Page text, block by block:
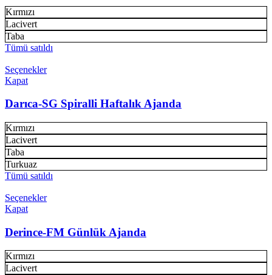
Kırmızı
Lacivert
Taba
Tümü satıldı
Seçenekler
Kapat
Darıca-SG Spiralli Haftalık Ajanda
Kırmızı
Lacivert
Taba
Turkuaz
Tümü satıldı
Seçenekler
Kapat
Derince-FM Günlük Ajanda
Kırmızı
Lacivert